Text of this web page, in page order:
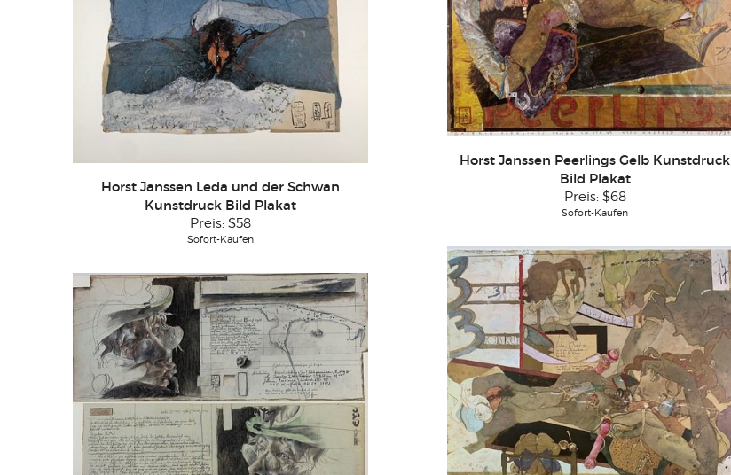
Horst Janssen Leda und der Schwan
Kunstdruck Bild Plakat
Preis:$58
Sofort-Kaufen
Horst Janssen Peerlings Gelb Kunstdruck
Bild Plakat
Preis: $68
Sofort-Kaufen